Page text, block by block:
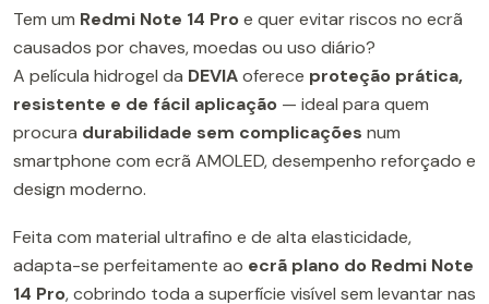
Tem um Redmi Note 14 Proe quer evitar riscos no ecrã
causados por chaves, moedas ou uso diário?
A película hidrogel da DEVIAoferece proteção prática,
resistente e de fácil aplicação — ideal para quem
procura durabilidade sem complicações num
smartphone com ecrã AMOLED, desempenho reforçado e
design moderno.
Feita com material ultrafino e de alta elasticidade,
adapta-se perfeitamente ao ecrã plano do Redmi Note
14 Pro, cobrindo toda a superfície visível sem levantar nas